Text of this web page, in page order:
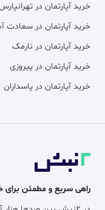
خرید آپارتمان در
خرید آپارتمان در سعادت
خرید آپارتمان در نارمک
خرید آپارتمان در پیروزی
خرید آپارتمان در پاسداران
راهی سریع و مطمئن برای